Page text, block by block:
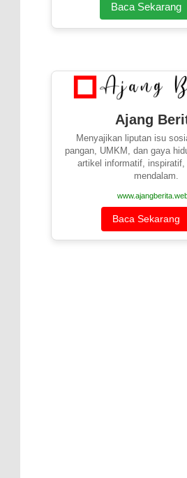
Baca
Ajang
Menyajikan liputan isu
pangan, UMKM, dan gaya
artikel informatif, inspiratif,
mendalam.
Baca